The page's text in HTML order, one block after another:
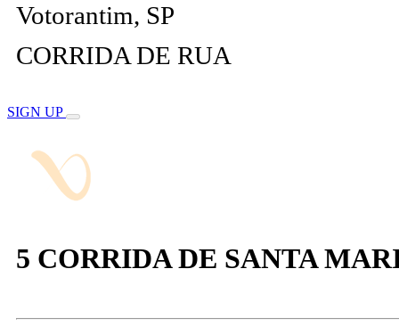
Votorantim, SP
CORRIDA DE RUA
SIGN UP
5 CORRIDA DE SANTA